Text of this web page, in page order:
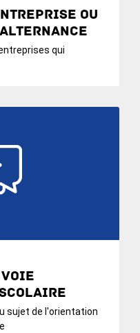
ou
alternance
qui
sujet de l'orientation